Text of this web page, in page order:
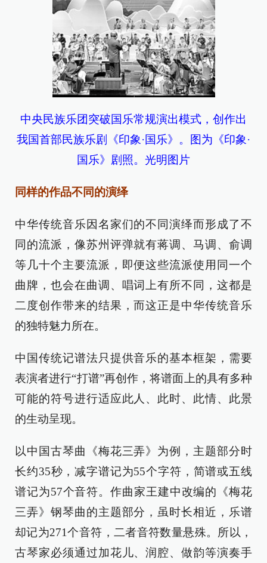
中央民族乐团突破国乐常规演出模式，创作出
我国首部民族乐剧《印象·国乐》。图为《印象·
国乐》剧照。光明图片
同样的作品不同的演绎
中华传统音乐因名家们的不同演绎而形成了不
同的流派，像苏州评弹就有蒋调、马调、俞调
等几十个主要流派，即便这些流派使用同一个
曲牌，也会在曲调、唱词上有所不同，这都是
二度创作带来的结果，而这正是中华传统音乐
的独特魅力所在。
中国传统记谱法只提供音乐的基本框架，需要
表演者进行“打谱”再创作，将谱面上的具有多种
可能的符号进行适应此人、此时、此情、此景
的生动呈现。
以中国古琴曲《梅花三弄》为例，主题部分时
长约35秒，减字谱记为55个字符，简谱或五线
谱记为57个音符。作曲家王建中改编的《梅花
三弄》钢琴曲的主题部分，虽时长相近，乐谱
却记为271个音符，二者音符数量悬殊。所以，
古琴家必须通过加花儿、润腔、做韵等演奏手